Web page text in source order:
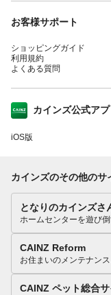
お客様サポート
ショッピングガイド
利用規約
よくある質問
カインズ公式アプ
iOS版
カインズのその他のサ
となりのカインズさ
ホームセンターを遊び
CAINZ Reform
お住まいのメンテナン
CAINZ ペット総合サ